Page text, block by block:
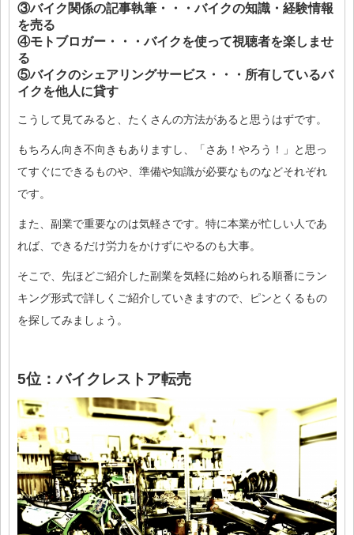
③バイク関係の記事執筆・・・バイクの知識・経験情報
を売る
④モトブロガー・・・バイクを使って視聴者を楽しませ
る
⑤バイクのシェアリングサービス・・・所有しているバ
イクを他人に貸す
こうして見てみると、たくさんの方法があると思うはずです。
もちろん向き不向きもありますし、「さあ！やろう！」と思っ
てすぐにできるものや、準備や知識が必要なものなどそれぞれ
です。
また、副業で重要なのは気軽さです。特に本業が忙しい人であ
れば、できるだけ労力をかけずにやるのも大事。
そこで、先ほどご紹介した副業を気軽に始められる順番にラン
キング形式で詳しくご紹介していきますので、ピンとくるもの
を探してみましょう。
5位：バイクレストア転売